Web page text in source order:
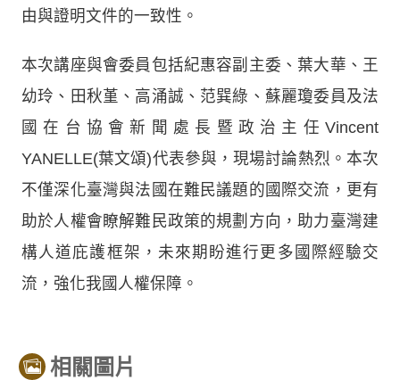
由與證明文件的一致性。
本次講座與會委員包括紀惠容副主委、葉大華、王
幼玲、田秋堇、高涌誠、范巽綠、蘇麗瓊委員及法
國在台協會新聞處長暨政治主任Vincent
YANELLE(葉文頌)代表參與，現場討論熱烈。本次
不僅深化臺灣與法國在難民議題的國際交流，更有
助於人權會瞭解難民政策的規劃方向，助力臺灣建
構人道庇護框架，未來期盼進行更多國際經驗交
流，強化我國人權保障。
相關圖片